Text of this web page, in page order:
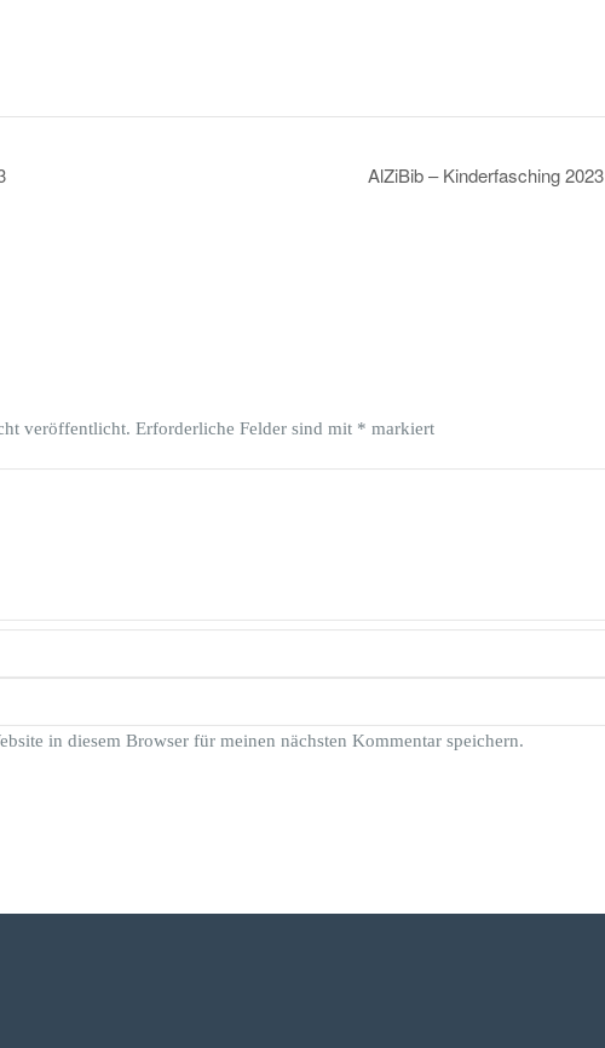
AlZiBib – Kinderfasching 2023
veröffentlicht. Erforderliche Felder sind mit * markiert
in diesem Browser für meinen nächsten Kommentar speichern.